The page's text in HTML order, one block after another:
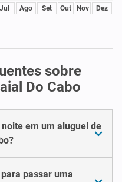
Jul Ago Set Out Nov Dez
sobre
Do Cabo
em um aluguel de
passar uma